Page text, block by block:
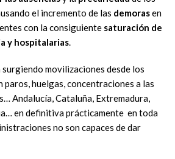
el incremento de las demorasen
con la consiguiente saturación de
y hospitalarias.
surgiendo movilizaciones desde los
paros, huelgas, concentraciones a las
Andalucía, Cataluña, Extremadura,
en definitiva prácticamente en toda
no son capaces de dar